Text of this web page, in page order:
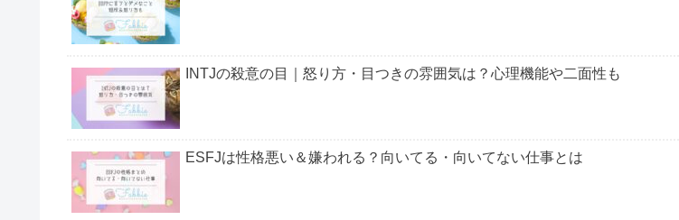
ENFPの不健全時の状態やおすすめの勉強法についても解説するので、最後までご覧ください。
顔がいい モテる
生きづらい